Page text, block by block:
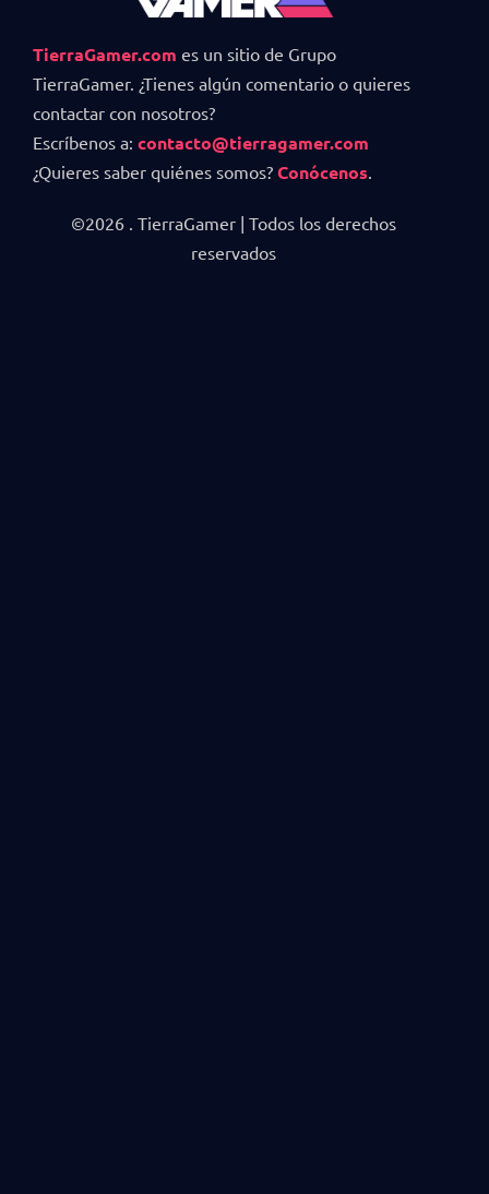
TierraGamer.com es un sitio de Grupo
TierraGamer. ¿Tienes algún comentario o quieres
contactar con nosotros?
Escríbenos a: contacto@tierragamer.com
¿Quieres saber quiénes somos? Conócenos
©2026 . TierraGamer | Todos los derechos
reservados